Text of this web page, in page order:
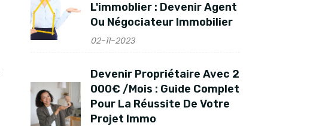
L'immoblier : Devenir Agent
Ou Négociateur Immobilier
02-11-2023
Devenir Propriétaire Avec 2
000€ /mois : Guide Complet
Pour La Réussite De Votre
Projet Immo